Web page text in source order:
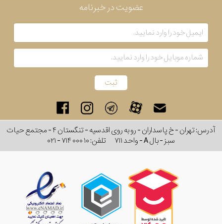
عضویت در خبرنامه
آدرس: تهران - خ پاسداران - رو به روی اقدسیه - تنگستان ۴ - مجتمع حیات
سبز - بال A - واحد ۷۱۱
تلفن:۰۲۱ - ۷۱۴ ۰۰۰ ۱۰